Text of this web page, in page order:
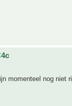
momenteel nog niet